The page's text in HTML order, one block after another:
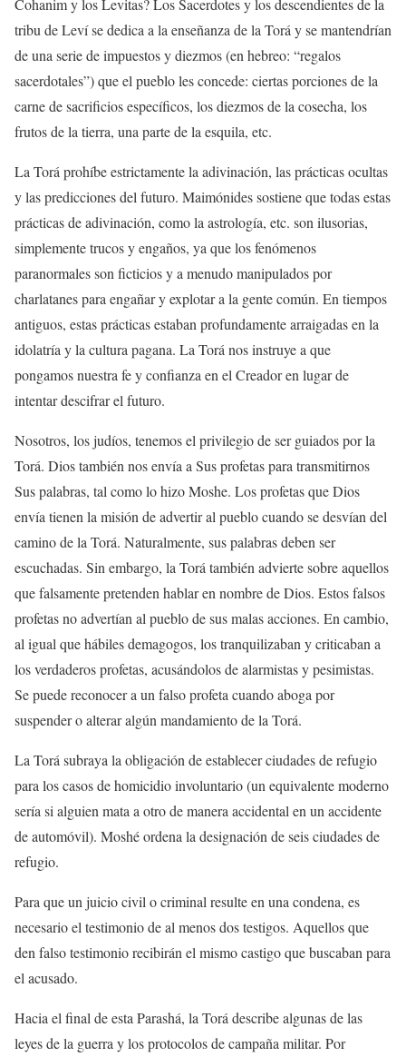
Cohanim y los Levitas? Los Sacerdotes y los descendientes de la
tribu de Leví se dedica a la enseñanza de la Torá y se mantendrían
de una serie de impuestos y diezmos (en hebreo: “regalos
sacerdotales”) que el pueblo les concede: ciertas porciones de la
carne de sacrificios específicos, los diezmos de la cosecha, los
frutos de la tierra, una parte de la esquila, etc.
La Torá prohíbe estrictamente la adivinación, las prácticas ocultas
y las predicciones del futuro. Maimónides sostiene que todas estas
prácticas de adivinación, como la astrología, etc. son ilusorias,
simplemente trucos y engaños, ya que los fenómenos
paranormales son ficticios y a menudo manipulados por
charlatanes para engañar y explotar a la gente común. En tiempos
antiguos, estas prácticas estaban profundamente arraigadas en la
idolatría y la cultura pagana. La Torá nos instruye a que
pongamos nuestra fe y confianza en el Creador en lugar de
intentar descifrar el futuro.
Nosotros, los judíos, tenemos el privilegio de ser guiados por la
Torá. Dios también nos envía a Sus profetas para transmitirnos
Sus palabras, tal como lo hizo Moshe. Los profetas que Dios
envía tienen la misión de advertir al pueblo cuando se desvían del
camino de la Torá. Naturalmente, sus palabras deben ser
escuchadas. Sin embargo, la Torá también advierte sobre aquellos
que falsamente pretenden hablar en nombre de Dios. Estos falsos
profetas no advertían al pueblo de sus malas acciones. En cambio,
al igual que hábiles demagogos, los tranquilizaban y criticaban a
los verdaderos profetas, acusándolos de alarmistas y pesimistas.
Se puede reconocer a un falso profeta cuando aboga por
suspender o alterar algún mandamiento de la Torá.
La Torá subraya la obligación de establecer ciudades de refugio
para los casos de homicidio involuntario (un equivalente moderno
sería si alguien mata a otro de manera accidental en un accidente
de automóvil). Moshé ordena la designación de seis ciudades de
refugio.
Para que un juicio civil o criminal resulte en una condena, es
necesario el testimonio de al menos dos testigos. Aquellos que
den falso testimonio recibirán el mismo castigo que buscaban para
el acusado.
Hacia el final de esta Parashá, la Torá describe algunas de las
leyes de la guerra y los protocolos de campaña militar. Por